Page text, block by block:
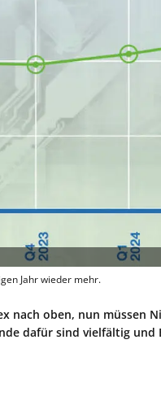
Jahr wieder mehr.
nach oben, nun müssen
dafür sind vielfältig